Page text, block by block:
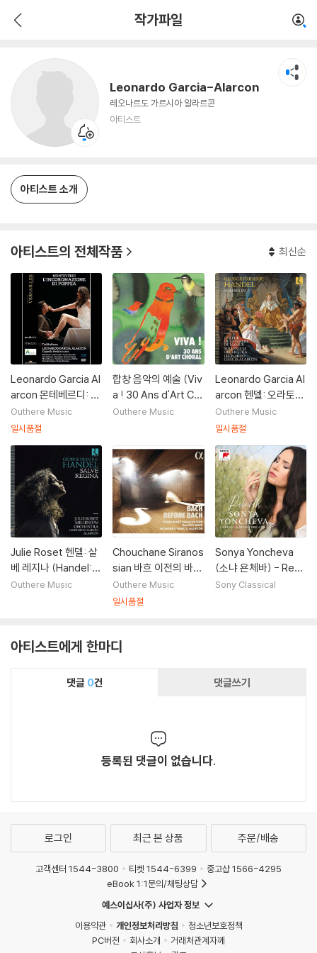
작가파일
Leonardo Garcia-Alarcon
레오나르도 가르시아 알라르콘
아티스트
아티스트 소개
아티스트의 전체작품 최신순
Leonardo Garcia Al
arcon 몬테베르디: 포
페아의 대관식 (Mont
everdi: L'incoronaz
Outhere Music
일시품절
합창 음악의 예술 (Viv
a ! 30 Ans d'Art Ch
oral) [오렌지 컬러 2L
Outhere Music
Leonardo Garcia Al
arcon 헨델: 오라토리
오 '솔로몬' 전곡 (Han
del: Solomon)
Outhere Music
일시품절
Julie Roset 헨델: 살
베 레지나 (Handel: S
alve Regina)
Outhere Music
Chouchane Siranos
sian 바흐 이전의 바흐
- 바이올린 소나타 (B
ACH BEFORE BACH
Outhere Music
일시품절
Sonya Yoncheva
(소냐 욘체바) - Rebir
th
Sony Classical
아티스트에게 한마디
댓글 0건 댓글쓰기
등록된 댓글이 없습니다.
로그인 최근 본 상품 주문/배송
고객센터 1544-3800 티켓 1544-6399
중고샵 1566-4295
eBook 1:1문의/채팅상담
예스이십사(주) 사업자 정보
이용약관
개인정보처리방침
청소년보호정책
PC버전
회사소개
거래처관계자께